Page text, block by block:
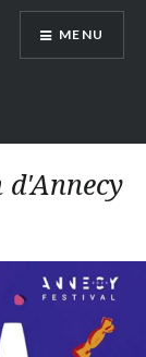
MENU